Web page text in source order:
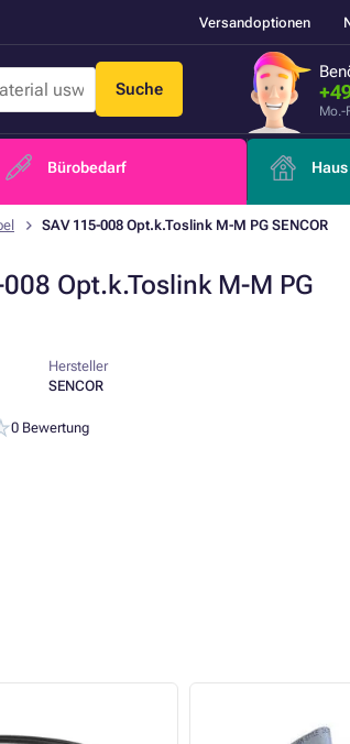
Versandoptionen
Suche
Mo.-
Bürobedarf
SAV 115-008 Opt.k.Toslink M-M PG SENCOR
Opt.k.Toslink M-M PG
Hersteller
SENCOR
0 Bewertung